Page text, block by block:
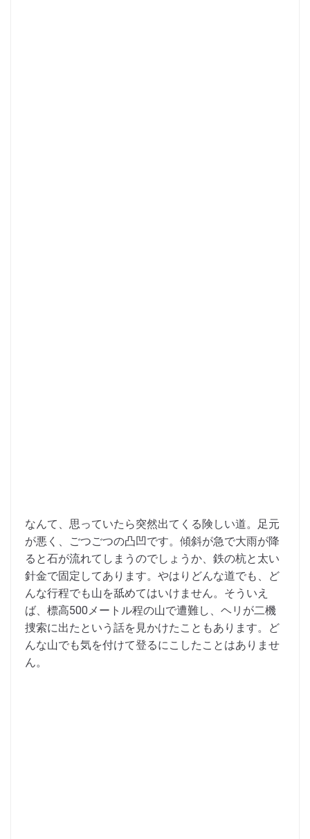
なんて、思っていたら突然出てくる険しい道。足元
が悪く、ごつごつの凸凹です。傾斜が急で大雨が降
ると石が流れてしまうのでしょうか、鉄の杭と太い
針金で固定してあります。やはりどんな道でも、ど
んな行程でも山を舐めてはいけません。そういえ
ば、標高500メートル程の山で遭難し、ヘリが二機
捜索に出たという話を見かけたこともあります。ど
んな山でも気を付けて登るにこしたことはありませ
ん。